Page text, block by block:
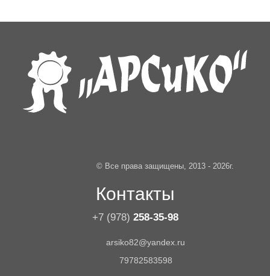
© Все права защищены, 2013 - 2026г.
Контакты
+7 (978) 258-35-98
arsiko82@yandex.ru
79782583598